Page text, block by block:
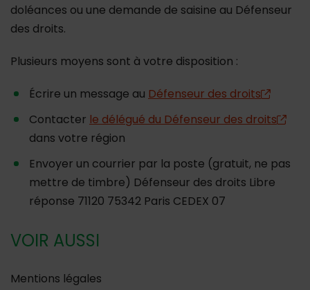
doléances ou une demande de saisine au Défenseur
des droits.
Plusieurs moyens sont à votre disposition :
Écrire un message au Défenseur des droits
Contacter le délégué du Défenseur des droits
dans votre région
Envoyer un courrier par la poste (gratuit, ne pas
mettre de timbre) Défenseur des droits Libre
réponse 71120 75342 Paris CEDEX 07
VOIR AUSSI
Mentions légales